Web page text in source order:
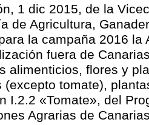
1 dic 2015, de la
de Agricultura,
la campaña 2016 la
fuera de
alimenticios, flores y
(excepto tomate),
I.2.2 «Tomate», del
Agrarias de